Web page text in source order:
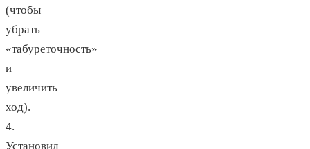
(чтобы
убрать
«табуреточность»
и
увеличить
ход).
4.
Установил